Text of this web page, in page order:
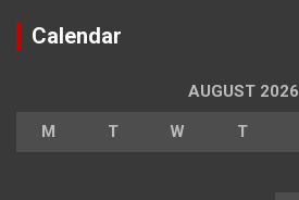
Calendar
AUGUST 2026
M T W T